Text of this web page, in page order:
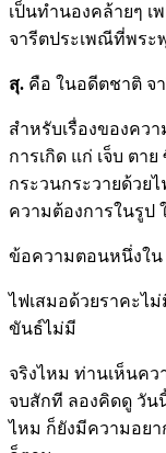
เป็นทำนองคล้ายๆ เ
จารีตประเพณีที่พระ
สุ. คือ ในอดีตชาติ จ
สำหรับเรื่องของคว
การเกิด แก่ เจ็บ ตา
กระวนกระวายด้วย
ความต้องการในรูป
ข้อความตอนหนึ่งใน
ไฟเสมอด้วยราคะไ
ขันธ์ไม่มี
จริงไหม ท่านเห็นคว
จบสักที ลองคิดดู วัน
ไหม ก็ยังมีความอยา